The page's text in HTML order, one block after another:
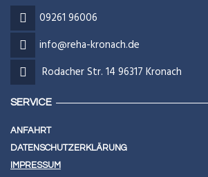
09261 96006
info@reha-kronach.de
Rodacher Str. 14 96317 Kronach
SERVICE
ANFAHRT
DATENSCHUTZERKLÄRUNG
IMPRESSUM